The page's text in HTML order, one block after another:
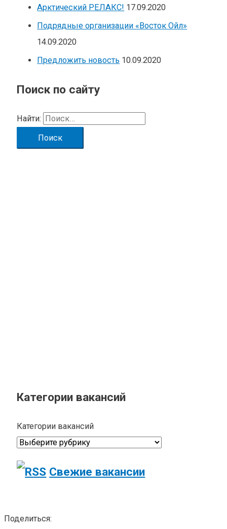
Арктический РЕЛАКС! 17.09.2020
Подрядные организации «Восток Ойл»
14.09.2020
Предложить новость 10.09.2020
Поиск по сайту
Найти:
Категории вакансий
Категории вакансий
Свежие вакансии
Поделиться: